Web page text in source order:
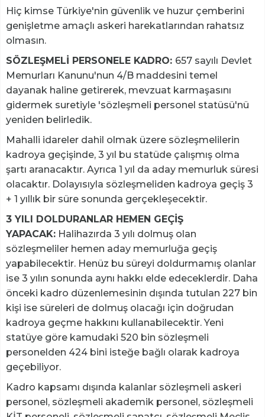
Hiç kimse Türkiye'nin güvenlik ve huzur çemberini
genişletme amaçlı askeri harekatlarından rahatsız
olmasın.
SÖZLEŞMELİ PERSONELE KADRO: 657 sayılı Devlet
Memurları Kanunu'nun 4/B maddesini temel
dayanak haline getirerek, mevzuat karmaşasını
gidermek suretiyle 'sözleşmeli personel statüsü'nü
yeniden belirledik.
Mahalli idareler dahil olmak üzere sözleşmelilerin
kadroya geçişinde, 3 yıl bu statüde çalışmış olma
şartı aranacaktır. Ayrıca 1 yıl da aday memurluk süresi
olacaktır. Dolayısıyla sözleşmeliden kadroya geçiş 3
+ 1 yıllık bir süre sonunda gerçekleşecektir.
3 YILI DOLDURANLAR HEMEN GEÇİŞ
YAPACAK: Halihazırda 3 yılı dolmuş olan
sözleşmeliler hemen aday memurluğa geçiş
yapabilecektir. Henüz bu süreyi doldurmamış olanlar
ise 3 yılın sonunda aynı hakkı elde edeceklerdir. Daha
önceki kadro düzenlemesinin dışında tutulan 227 bin
kişi ise süreleri de dolmuş olacağı için doğrudan
kadroya geçme hakkını kullanabilecektir. Yeni
statüye göre kamudaki 520 bin sözleşmeli
personelden 424 bini isteğe bağlı olarak kadroya
geçebiliyor.
Kadro kapsamı dışında kalanlar sözleşmeli askeri
personel, sözleşmeli akademik personel, sözleşmeli